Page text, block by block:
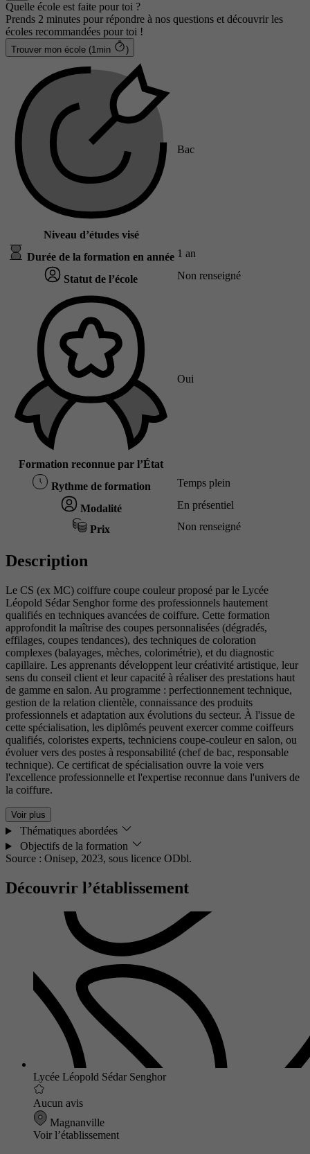
Quelle école est faite pour toi ?
Prends 2 minutes pour répondre à nos questions et découvrir les
écoles recommandées pour toi !
Trouver mon école (1min )
Niveau d’études visé
Bac
Durée de la formation en année 1 an
Statut de l’école Non renseigné
Formation reconnue par l’État
Oui
Rythme de formation Temps plein
Modalité En présentiel
Prix Non renseigné
Description
Le CS (ex MC) coiffure coupe couleur proposé par le Lycée
Léopold Sédar Senghor forme des professionnels hautement
qualifiés en techniques avancées de coiffure. Cette formation
approfondit la maîtrise des coupes personnalisées (dégradés,
effilages, coupes tendances), des techniques de coloration
complexes (balayages, mèches, colorimétrie), et du diagnostic
capillaire. Les apprenants développent leur créativité artistique, leur
sens du conseil client et leur capacité à réaliser des prestations haut
de gamme en salon. Au programme : perfectionnement technique,
gestion de la relation clientèle, connaissance des produits
professionnels et adaptation aux évolutions du secteur. À l'issue de
cette spécialisation, les diplômés peuvent exercer comme coiffeurs
qualifiés, coloristes experts, techniciens coupe-couleur en salon, ou
évoluer vers des postes à responsabilité (chef de bac, responsable
technique). Ce certificat de spécialisation ouvre la voie vers
l'excellence professionnelle et l'expertise reconnue dans l'univers de
la coiffure.
Voir plus
Thématiques abordées
Objectifs de la formation
Source : Onisep, 2023, sous licence ODbl.
Découvrir l’établissement
Lycée Léopold Sédar Senghor
Aucun avis
Magnanville
Voir l’établissement